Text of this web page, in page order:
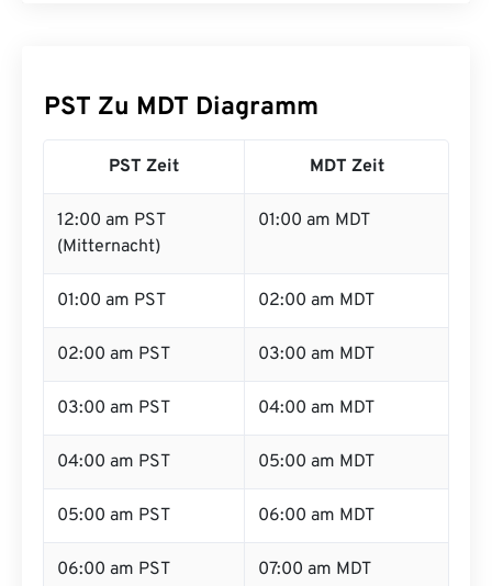
PST Zu MDT Diagramm
PST Zeit MDT Zeit
12:00 am PST
(Mitternacht)
01:00 am MDT
01:00 am PST 02:00 am MDT
02:00 am PST 03:00 am MDT
03:00 am PST 04:00 am MDT
04:00 am PST 05:00 am MDT
05:00 am PST 06:00 am MDT
06:00 am PST 07:00 am MDT